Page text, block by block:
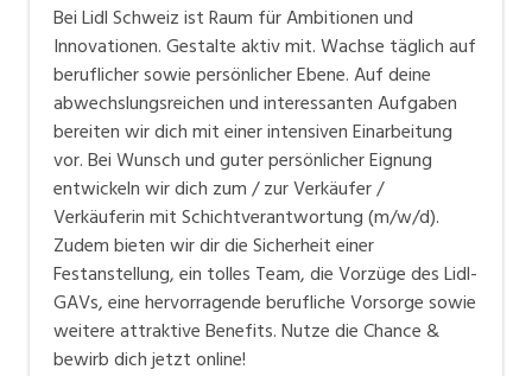
Bei Lidl Schweiz ist Raum für Ambitionen und
Innovationen. Gestalte aktiv mit. Wachse täglich auf
beruflicher sowie persönlicher Ebene. Auf deine
abwechslungsreichen und interessanten Aufgaben
bereiten wir dich mit einer intensiven Einarbeitung
vor. Bei Wunsch und guter persönlicher Eignung
entwickeln wir dich zum / zur Verkäufer /
Verkäuferin mit Schichtverantwortung (m/w/d).
Zudem bieten wir dir die Sicherheit einer
Festanstellung, ein tolles Team, die Vorzüge des Lidl-
GAVs, eine hervorragende berufliche Vorsorge sowie
weitere attraktive Benefits. Nutze die Chance &
bewirb dich jetzt online!